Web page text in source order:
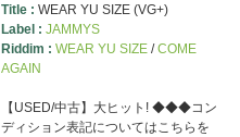
Title : WEAR YU SIZE (VG+)
Label : JAMMYS
Riddim : WEAR YU SIZE/COME
AGAIN
【USED/中古】大ヒット! ◆◆◆コン
ディション表記についてはこちらを